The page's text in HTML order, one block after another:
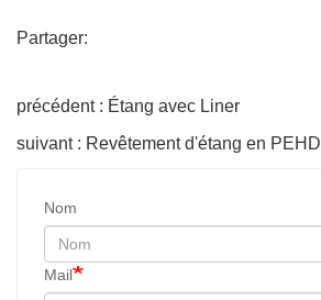
Partager:
précédent : Étang avec Liner
suivant : Revêtement d'étang en PEHD
Nom
Mail